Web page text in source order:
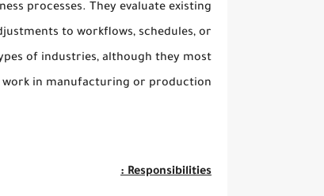
processes. They evaluate existing
to workflows, schedules, or
of industries, although they most
in manufacturing or production.
Responsibilities :